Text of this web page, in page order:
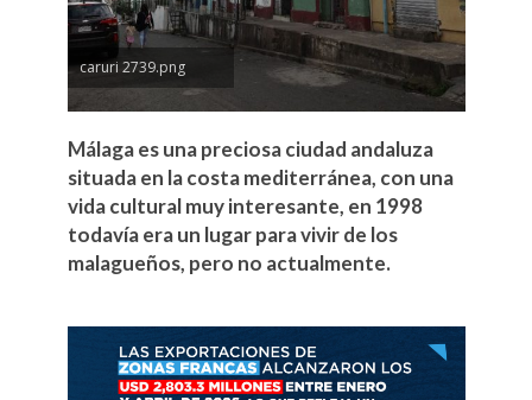
caruri 2739.png
Málaga es una preciosa ciudad andaluza
situada en la costa mediterránea, con una
vida cultural muy interesante, en 1998
todavía era un lugar para vivir de los
malagueños, pero no actualmente.